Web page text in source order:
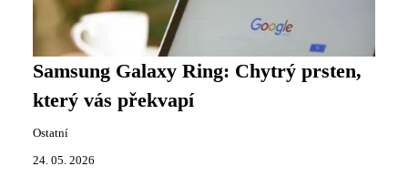
Samsung Galaxy Ring: Chytrý prsten,
který vás překvapí
Ostatní
24. 05. 2026